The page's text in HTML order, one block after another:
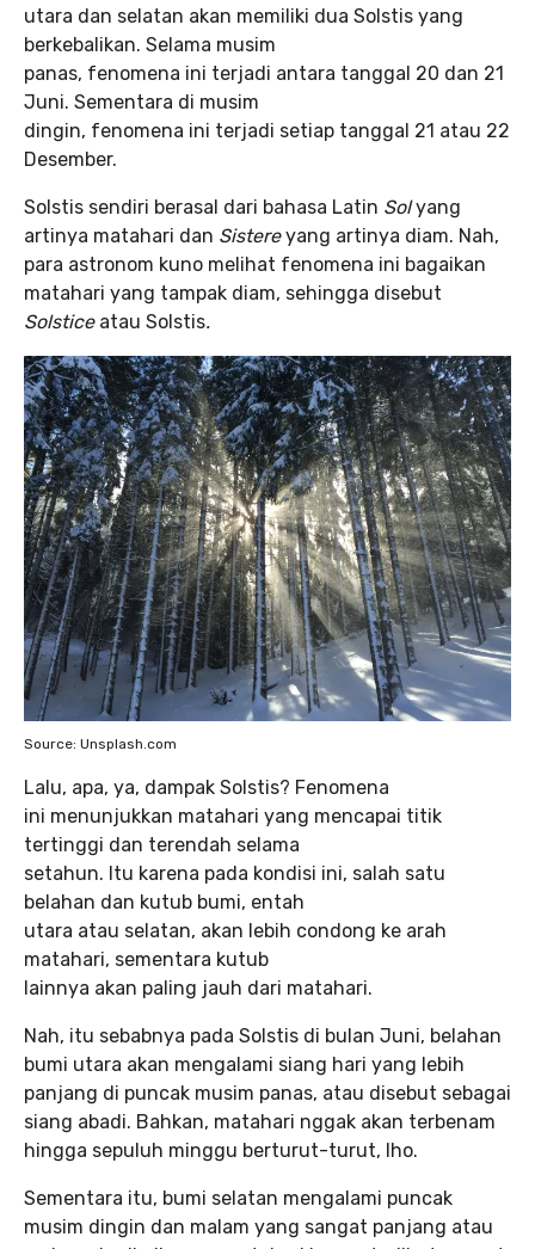
utara dan selatan akan memiliki dua Solstis yang
berkebalikan. Selama musim
panas, fenomena ini terjadi antara tanggal 20 dan 21
Juni. Sementara di musim
dingin, fenomena ini terjadi setiap tanggal 21 atau 22
Desember.
Solstis sendiri berasal dari bahasa Latin Solyang
artinya matahari dan Sistereyang artinya diam. Nah,
para astronom kuno melihat fenomena ini bagaikan
matahari yang tampak diam, sehingga disebut
Solsticeatau Solstis.
Source: Unsplash.com
Lalu, apa, ya, dampak Solstis? Fenomena
ini menunjukkan matahari yang mencapai titik
tertinggi dan terendah selama
setahun. Itu karena pada kondisi ini, salah satu
belahan dan kutub bumi, entah
utara atau selatan, akan lebih condong ke arah
matahari, sementara kutub
lainnya akan paling jauh dari matahari.
Nah, itu sebabnya pada Solstis di bulan Juni, belahan
bumi utara akan mengalami siang hari yang lebih
panjang di puncak musim panas, atau disebut sebagai
siang abadi. Bahkan, matahari nggak akan terbenam
hingga sepuluh minggu berturut-turut, lho.
Sementara itu, bumi selatan mengalami puncak
musim dingin dan malam yang sangat panjang atau